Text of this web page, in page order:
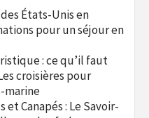
États-Unis en
pour un séjour en
: ce qu’il faut
croisières pour
marine
et Canapés : Le Savoir-